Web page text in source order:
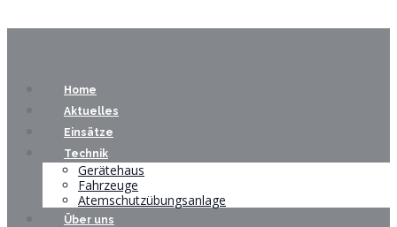
Home
Aktuelles
Einsätze
Technik
Gerätehaus
Fahrzeuge
Atemschutzübungsanlage
Über uns